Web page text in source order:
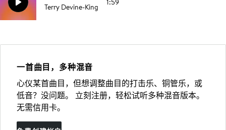
Terry Devine-King 1:59
一首曲目，多种混音
心仪某首曲目，但想调整曲目的打击乐、铜管乐，或
低音？没问题。 立刻注册，轻松试听多种混音版本。
无需信用卡。